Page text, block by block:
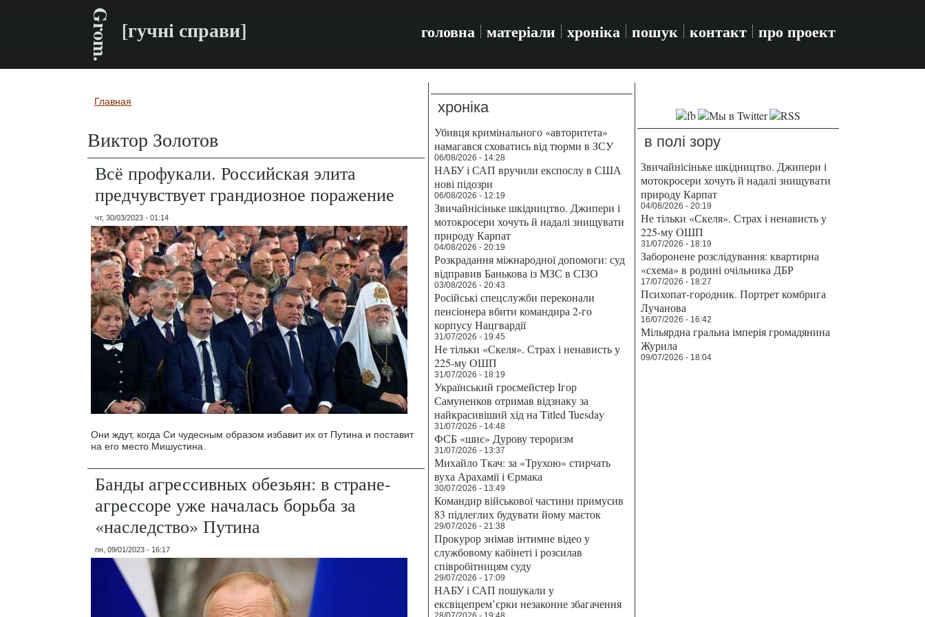
Grom. [гучні справи] головна матеріали хроніка пошук контакт про проект
Вы здесь
Главная
Виктор Золотов
Всё профукали. Российская элита
предчувствует грандиозное поражение
чт, 30/03/2023 - 01:14
Они ждут, когда Си чудесным образом избавит их от Путина и поставит
на его место Мишустина.
Банды агрессивных обезьян: в стране-
агрессоре уже началась борьба за
«наследство» Путина
пн, 09/01/2023 - 16:17
хроніка
Убивця кримінального «авторитета»
намагався сховатись від тюрми в ЗСУ
06/08/2026 - 14:28
НАБУ і САП вручили експослу в США
нові підозри
06/08/2026 - 12:19
Звичайнісіньке шкідництво. Джипери і
мотокросери хочуть й надалі знищувати
природу Карпат
04/08/2026 - 20:19
Розкрадання міжнародної допомоги: суд
відправив Банькова із МЗС в СІЗО
03/08/2026 - 20:43
Російські спецслужби переконали
пенсіонера вбити командира 2-го
корпусу Нацгвардії
31/07/2026 - 19:45
Не тільки «Скеля». Страх і ненависть у
225-му ОШП
31/07/2026 - 18:19
Український гросмейстер Ігор
Самуненков отримав відзнаку за
найкрасивіший хід на Titled Tuesday
31/07/2026 - 14:48
ФСБ «шиє» Дурову тероризм
31/07/2026 - 13:37
Михайло Ткач: за «Трухою» стирчать
вуха Арахамії і Єрмака
30/07/2026 - 13:49
Командир військової частини примусив
83 підлеглих будувати йому маєток
29/07/2026 - 21:38
Прокурор знімав інтимне відео у
службовому кабінеті і розсилав
співробітницям суду
29/07/2026 - 17:09
НАБУ і САП пошукали у
ексвіцепрем’єрки незаконне збагачення
в полі зору
Звичайнісіньке шкідництво. Джипери і
мотокросери хочуть й надалі знищувати
природу Карпат
04/08/2026 - 20:19
Не тільки «Скеля». Страх і ненависть у
225-му ОШП
31/07/2026 - 18:19
Заборонене розслідування: квартирна
«схема» в родині очільника ДБР
17/07/2026 - 18:27
Психопат-городник. Портрет комбрига
Лучанова
16/07/2026 - 16:42
Мільярдна гральна імперія громадянина
Журила
09/07/2026 - 18:04